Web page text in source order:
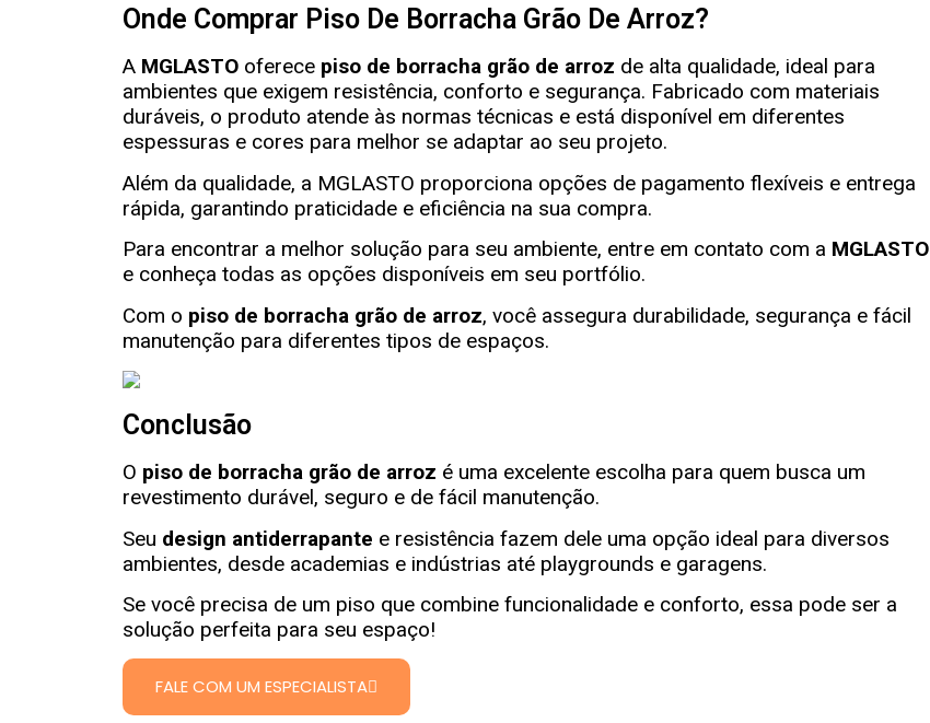
Onde Comprar Piso De Borracha Grão De Arroz?
A MGLASTO oferece piso de borracha grão de arroz de alta qualidade, ideal para
ambientes que exigem resistência, conforto e segurança. Fabricado com materiais
duráveis, o produto atende às normas técnicas e está disponível em diferentes
espessuras e cores para melhor se adaptar ao seu projeto.
Além da qualidade, a MGLASTO proporciona opções de pagamento flexíveis e entrega
rápida, garantindo praticidade e eficiência na sua compra.
Para encontrar a melhor solução para seu ambiente, entre em contato com a MGLASTO
e conheça todas as opções disponíveis em seu portfólio.
Com o piso de borracha grão de arroz, você assegura durabilidade, segurança e fácil
manutenção para diferentes tipos de espaços.
Conclusão
O piso de borracha grão de arroz é uma excelente escolha para quem busca um
revestimento durável, seguro e de fácil manutenção.
Seu design antiderrapante e resistência fazem dele uma opção ideal para diversos
ambientes, desde academias e indústrias até playgrounds e garagens.
Se você precisa de um piso que combine funcionalidade e conforto, essa pode ser a
solução perfeita para seu espaço!
FALE COM UM ESPECIALISTA